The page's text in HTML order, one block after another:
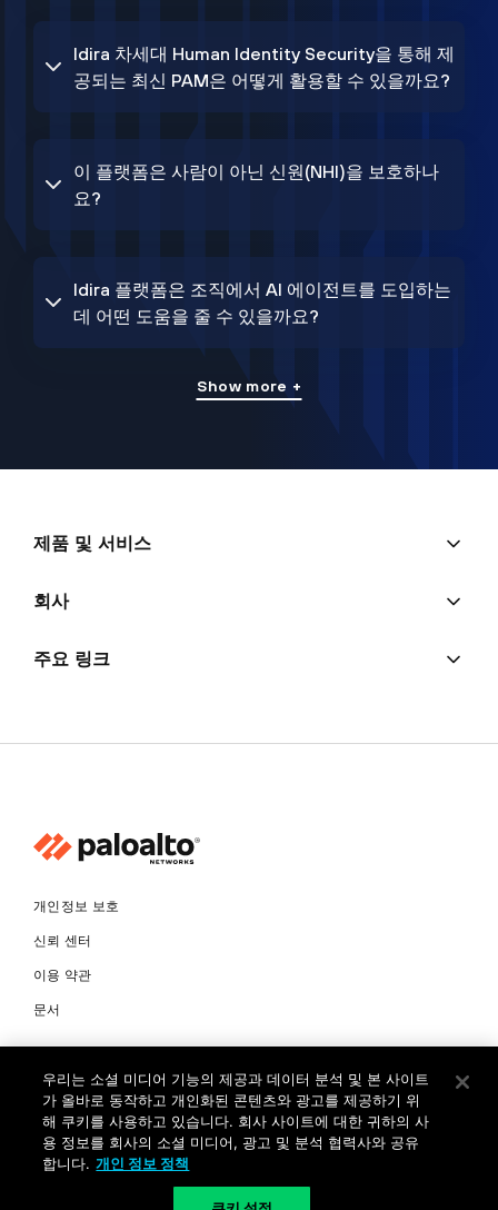
Idira 차세대 Human Identity Security을 통해 제
공되는 최신 PAM은 어떻게 활용할 수 있을까요?
이 플랫폼은 사람이 아닌 신원(NHI)을 보호하나
요?
Idira 플랫폼은 조직에서 AI 에이전트를 도입하는
데 어떤 도움을 줄 수 있을까요?
Show more +
제품 및 서비스
회사
주요 링크
개인정보 보호
신뢰 센터
이용 약관
문서
Networks Korea, Ltd. All rights reserved. 여러 가지 상표에 대한
소유권은 각 소유자에게 있습니다. 사업자 등록번호: 120-87-72963.
대표자 : 제프리찰스트루 서울특별시 서초구 서초대로74길 4, 1층 (삼성
생명 서초타워) TEL: +82-2-568-4353
우리는 소셜 미디어 기능의 제공과 데이터 분석 및 본 사이트
가 올바로 동작하고 개인화된 콘텐츠와 광고를 제공하기 위
해 쿠키를 사용하고 있습니다. 회사 사이트에 대한 귀하의 사
용 정보를 회사의 소셜 미디어, 광고 및 분석 협력사와 공유
합니다. 개인 정보 정책